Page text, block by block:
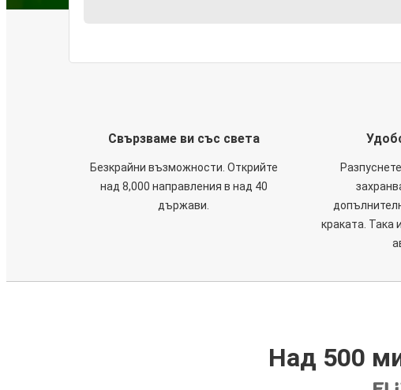
Свързваме ви със света
Безкрайни възможности. Открийте
над 8,000 направления в над 40
държави.
краката. Така
Над 500